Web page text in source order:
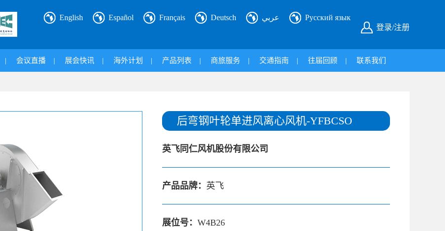
登录/注册
English Español Français Deutsch عربي Русский язык
| 会议直播 | 展会快讯 | 海外计划 | 产品列表 | 商旅服务 | 交通指南 | 往届回顾 | 联系我们
后弯钢叶轮单进风离心风机-YFBCSO
英飞同仁风机股份有限公司
产品品牌： 英飞
展位号： W4B26